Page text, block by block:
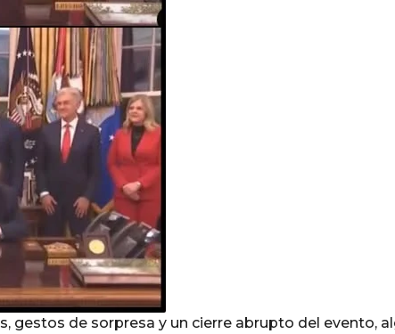
gestos de sorpresa y un cierre abrupto del evento,